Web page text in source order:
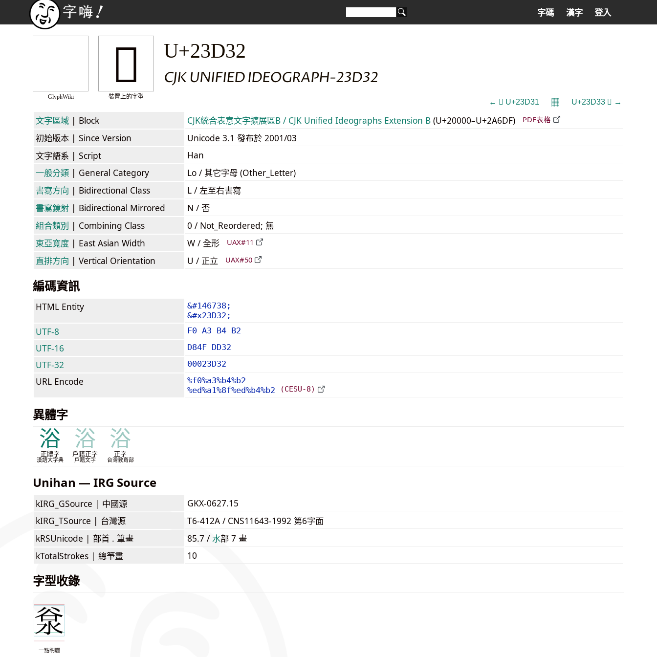
字碼 漢字 登入
GlyphWiki
𣴲
裝置上的字型
U+23D32
CJK UNIFIED IDEOGRAPH-23D32
← 𣴱 U+23D31 𝄜 U+23D33 𣴳 →
文字區域 | Block CJK統合表意文字擴展區B / CJK Unified Ideographs Extension B (U+20000–U+2A6DF) PDF表格
初始版本 | Since Version
Unicode 3.1 發布於 2001/03
文字語系 | Script
Han
一般分類 | General Category
Lo / 其它字母 (Other_Letter)
書寫方向 | Bidirectional Class
L / 左至右書寫
書寫鏡射 | Bidirectional Mirrored
N / 否
組合類別 | Combining Class
0 / Not_Reordered; 無
東亞寬度 | East Asian Width W / 全形 UAX#11
直排方向 | Vertical Orientation U / 正立 UAX#50
編碼資訊
HTML Entity
&#146738;
&#x23D32;
UTF-8 F0 A3 B4 B2
UTF-16 D84F DD32
UTF-32 00023D32
URL Encode
%f0%a3%b4%b2
%ed%a1%8f%ed%b4%b2
(CESU-8)
異體字
浴
正體字
漢語大字典
浴
戶籍正字
戶籍文字
浴
正字
台灣教育部
Unihan — IRG Source
kIRG_GSource | 中國源
GKX-0627.15
kIRG_TSource | 台灣源
T6-412A / CNS11643-1992 第6字面
kRSUnicode | 部首 . 筆畫 85.7 / ⽔部 7 畫
kTotalStrokes | 總筆畫 10
字型收錄
一點明體